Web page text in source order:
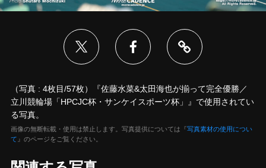
（写真 : 4枚目/57枚）『佐藤水菜&太田海也が揃って完全優勝／
立川競輪場「HPCJC杯・サンケイスポーツ杯」』で使用されてい
る写真。
画像の無断転載・使用は禁止します。写真提供については『写真素材の使用につい
て 』のページをご覧ください。